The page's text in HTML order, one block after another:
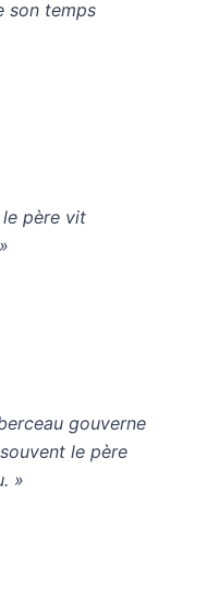
son temps
le père vit
gouverne
le père
»